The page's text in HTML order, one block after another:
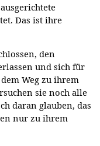
Das ist ihre
den
und sich für
Weg zu ihrem
sie noch alle
daran glauben, das
nur zu ihrem